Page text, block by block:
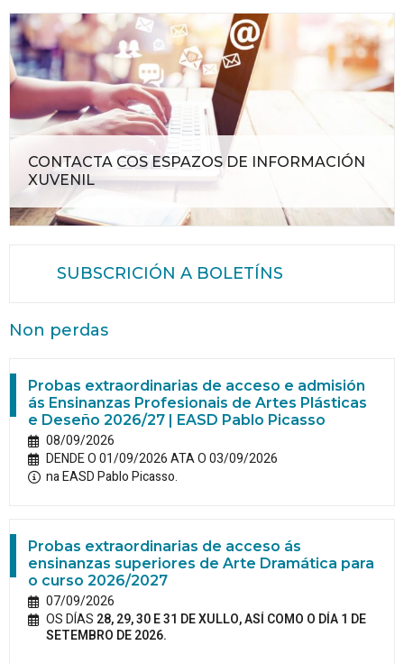
CONTACTA COS ESPAZOS DE INFORMACIÓN
XUVENIL
SUBSCRICIÓN A BOLETÍNS
Non perdas
Probas extraordinarias de acceso e admisión
ás Ensinanzas Profesionais de Artes Plásticas
e Deseño 2026/27 | EASD Pablo Picasso
08/09/2026
DENDE O 01/09/2026 ATA O 03/09/2026
na EASD Pablo Picasso.
Probas extraordinarias de acceso ás
ensinanzas superiores de Arte Dramática para
o curso 2026/2027
07/09/2026
OS DÍAS 28, 29, 30 E 31 DE XULLO, ASÍ COMO O DÍA 1 DE
SETEMBRO DE 2026.